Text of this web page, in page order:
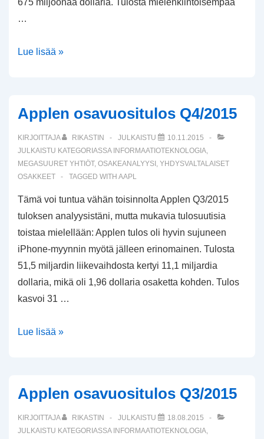
675 miljoonaa dollaria. Tulosta mielenkiintoisempaa
…
Teslan
Lue lisää »
Applen osavuositulos Q4/2015
KIRJOITTAJA RIKASTIN JULKAISTU
10.11.2015
JULKAISTU KATEGORIASSA INFORMAATIOTEKNOLOGIA,
MEGASUURET YHTIÖT, OSAKEANALYYSI , YHDYSVALTALAISET
OSAKKEET
TAGGED WITH AAPL
Tämä voi tuntua vähän toisinnolta Applen Q3/2015
tuloksen analyysistäni, mutta mukavia tulosuutisia
toistaa mielellään: Applen tulos oli hyvin sujuneen
iPhone-myynnin myötä jälleen erinomainen. Tulosta
51,5 miljardin liikevaihdosta kertyi 11,1 miljardia
dollaria, mikä oli 1,96 dollaria osaketta kohden. Tulos
kasvoi 31 …
Applen
Lue lisää »
Applen osavuositulos Q3/2015
KIRJOITTAJA RIKASTIN JULKAISTU
18.08.2015
JULKAISTU KATEGORIASSA INFORMAATIOTEKNOLOGIA,